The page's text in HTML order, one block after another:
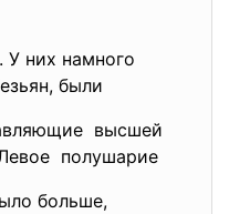
У них намного
были
высшей
полушарие
больше,